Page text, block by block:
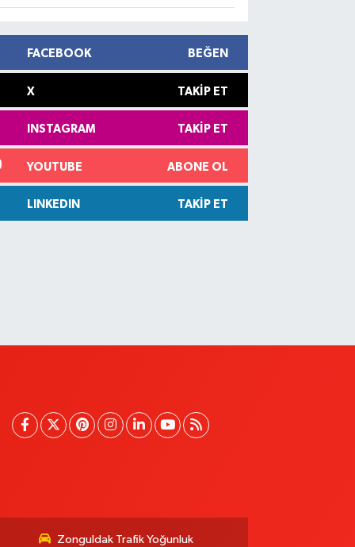
FACEBOOK BEĞEN
X TAKIP ET
INSTAGRAM TAKIP ET
YOUTUBE ABONE OL
LINKEDIN TAKIP ET
Zonguldak Trafik Yoğunluk